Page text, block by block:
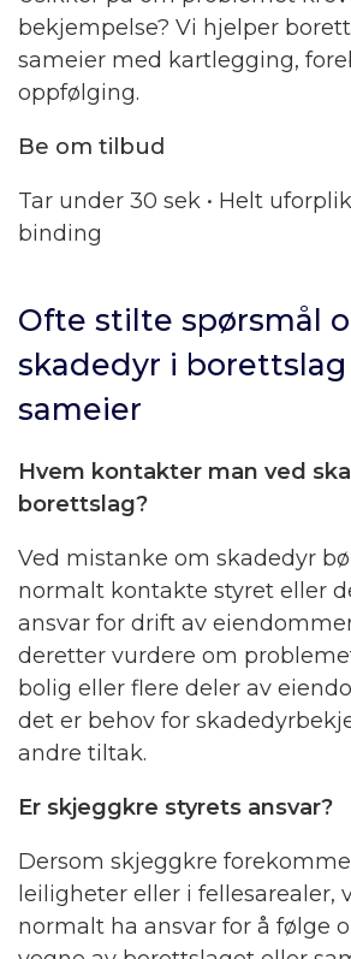
bekjempelse? Vi hjelper
sameier med kartlegging,
oppfølging.
Be om tilbud
Tar under 30 sek • Helt
binding
Ofte stilte spørsmål
skadedyr i borettslag
sameier
Hvem kontakter man ved
borettslag?
Ved mistanke om skadedyr
normalt kontakte styret eller
ansvar for drift av
deretter vurdere om
bolig eller flere deler av
det er behov for
andre tiltak.
Er skjeggkre styrets ansvar?
Dersom skjeggkre
leiligheter eller i fellesarealer,
normalt ha ansvar for å følge